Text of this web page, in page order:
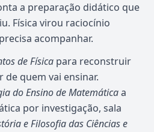
a preparação didático que
Física virou raciocínio
acompanhar.
de Física para reconstruir
quem vai ensinar.
do Ensino de Matemáticaa
por investigação, sala
e Filosofia das Ciências e